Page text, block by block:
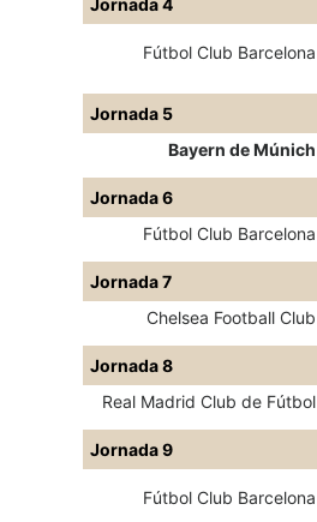
Jornada 4
Fútbol Club Barcelona
Jornada 5
Bayern de Múnich
Jornada 6
Fútbol Club Barcelona
Jornada 7
Chelsea Football Club
Jornada 8
Real Madrid Club de Fútbol
Jornada 9
Fútbol Club Barcelona